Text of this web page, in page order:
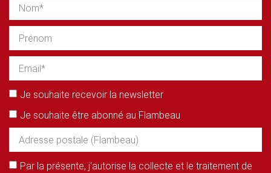
Je souhaite recevoir la newsletter
Je souhaite être abonné au Flambeau
Par la présente, j'autorise la collecte et le traitement de